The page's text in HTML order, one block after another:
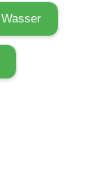
Wasser